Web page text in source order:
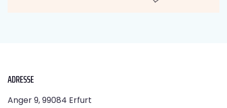
ADRESSE
Anger 9, 99084 Erfurt